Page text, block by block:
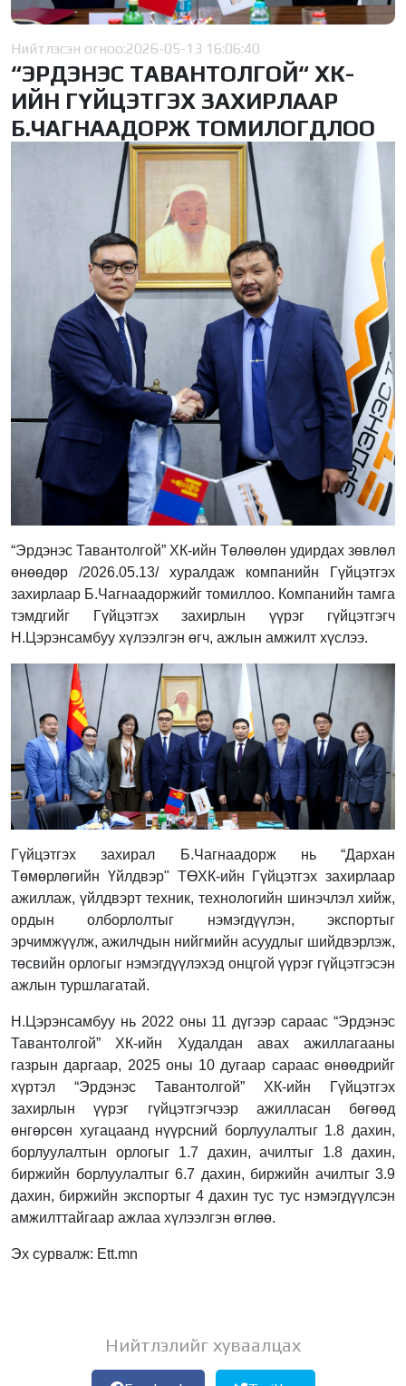
Нийтлэсэн огноо:2026-05-13 16:06:40
“ЭРДЭНЭС ТАВАНТОЛГОЙ“ ХК-
ИЙН ГҮЙЦЭТГЭХ ЗАХИРЛААР
Б.ЧАГНААДОРЖ ТОМИЛОГДЛОО
“Эрдэнэс Тавантолгой” ХК-ийн Төлөөлөн удирдах зөвлөл
өнөөдөр /2026.05.13/ хуралдаж компанийн Гүйцэтгэх
захирлаар Б.Чагнаадоржийг томиллоо. Компанийн тамга
тэмдгийг Гүйцэтгэх захирлын үүрэг гүйцэтгэгч
Н.Цэрэнсамбуу хүлээлгэн өгч, ажлын амжилт хүслээ.
Гүйцэтгэх захирал Б.Чагнаадорж нь “Дархан
Төмөрлөгийн Үйлдвэр" ТӨХК-ийн Гүйцэтгэх захирлаар
ажиллаж, үйлдвэрт техник, технологийн шинэчлэл хийж,
ордын олборлолтыг нэмэгдүүлэн, экспортыг
эрчимжүүлж, ажилчдын нийгмийн асуудлыг шийдвэрлэж,
төсвийн орлогыг нэмэгдүүлэхэд онцгой үүрэг гүйцэтгэсэн
ажлын туршлагатай.
Н.Цэрэнсамбуу нь 2022 оны 11 дүгээр сараас “Эрдэнэс
Тавантолгой” ХК-ийн Худалдан авах ажиллагааны
газрын даргаар, 2025 оны 10 дугаар сараас өнөөдрийг
хүртэл “Эрдэнэс Тавантолгой” ХК-ийн Гүйцэтгэх
захирлын үүрэг гүйцэтгэгчээр ажилласан бөгөөд
өнгөрсөн хугацаанд нүүрсний борлуулалтыг 1.8 дахин,
борлуулалтын орлогыг 1.7 дахин, ачилтыг 1.8 дахин,
биржийн борлуулалтыг 6.7 дахин, биржийн ачилтыг 3.9
дахин, биржийн экспортыг 4 дахин тус тус нэмэгдүүлсэн
амжилттайгаар ажлаа хүлээлгэн өглөө.
Эх сурвалж: Ett.mn
Нийтлэлийг хуваалцах